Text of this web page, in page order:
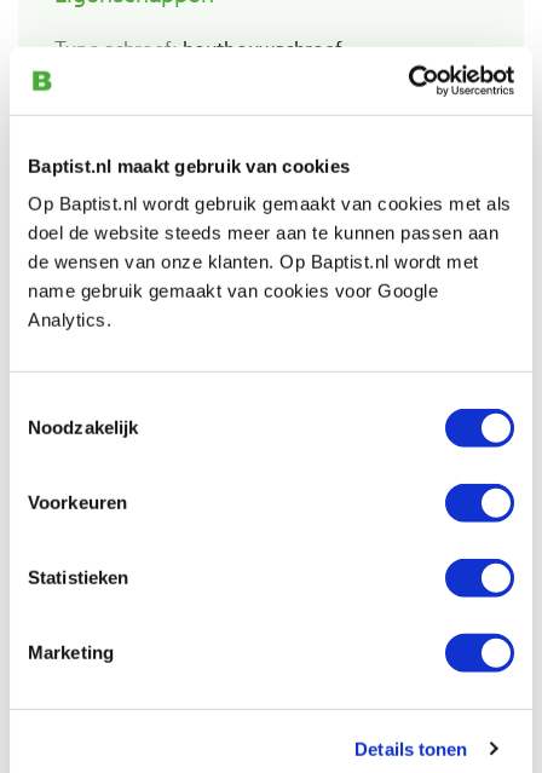
Baptist.nl maakt gebruik van cookies
Op Baptist.nl wordt gebruik gemaakt van cookies met als
doel de website steeds meer aan te kunnen passen aan
de wensen van onze klanten. Op Baptist.nl wordt met
name gebruik gemaakt van cookies voor Google
Analytics.
Noodzakelijk
Voorkeuren
Statistieken
Marketing
Details tonen
Type schroef: houtbouwschroef
Materiaal:gehard koolstofstaal
Type boorpunt:cross-sections met type-17
snijpunt
Zelftappend:n.v.t.
Geschikt voor buitengebruik:nee
Kopvorm:
Schroef diameter:
schroefdraad
houtwolcementplaten.